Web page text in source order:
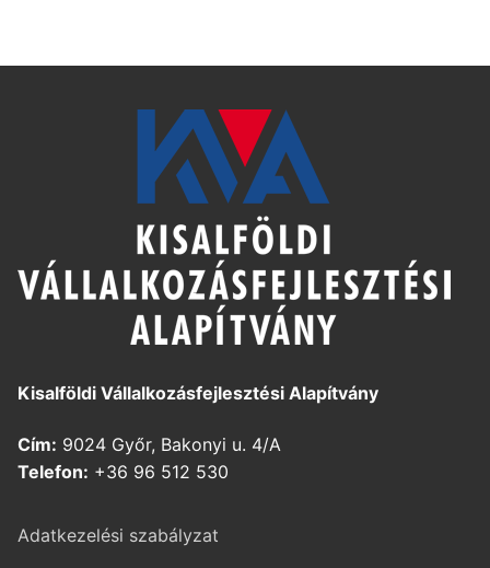
Kisalföldi Vállalkozásfejlesztési Alapítvány
Cím: 9024 Győr, Bakonyi u. 4/A
Telefon: +36 96 512 530
Adatkezelési szabályzat